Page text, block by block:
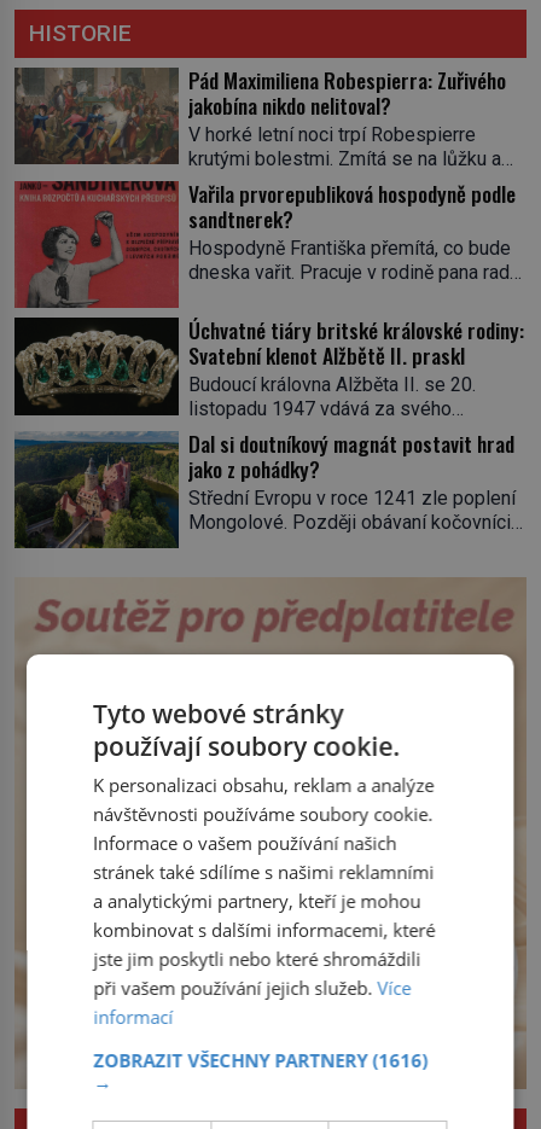
HISTORIE
Pád Maximiliena Robespierra: Zuřivého
jakobína nikdo nelitoval?
V horké letní noci trpí Robespierre
krutými bolestmi. Zmítá se na lůžku a
hlavou mu víří kolotoč myšlenek. Když
se probere z mdlob, vzpomene si na
jednu z pařížských jasnovidek, kterou
před lety navštívil. Prorokovala mu
tragický osud. Tehdy se jí vysmál.
prohlásil o něm jiný významný
francouzský revolucionář, Honoré de
Mirabeau […]
Vařila prvorepubliková hospodyně podle
sandtnerek?
Hospodyně Františka přemítá, co bude
dneska vařit. Pracuje v rodině pana rady
rychle v jedné ze „sandtnerek“.
„Zaplaťpánbůh, že už nemusíme chodit
s lístky,“ povzdechne si směrem ke
služce, kterou má v kuchyni k ruce.
Ještě v prvních letech nové republiky
fungoval kvůli nedostatku zboží
přídělový systém. […]
Úchvatné tiáry britské královské rodiny:
Svatební klenot Alžbětě II. praskl
Budoucí královna Alžběta II. se 20.
listopadu 1947 vdává za svého
vyvoleného Filipa Mountbattena. Aby
měla na obřad ve Westminsteru podle
tradice „něco vypůjčeného“, její matka jí
věnuje jedinečný šperk ze své
soukromé kolekce – diamantovou tiáru
tiára,“ zhodnotil klenot britský politik Sir
Henry Channon (1897–1958), když si […]
Dal si doutníkový magnát postavit hrad
jako z pohádky?
Střední Evropu v roce 1241 zle poplení
Mongolové. Později obávaní kočovníci
jednat. Na další případné řádění barbarů
z východu se chce pečlivě připravit!
Český král Václav I. (1205–1253) přijme
severní hranici. Na […]
Tyto webové stránky
používají soubory cookie.
K personalizaci obsahu, reklam a analýze
návštěvnosti používáme soubory cookie.
Informace o vašem používání našich
stránek také sdílíme s našimi reklamními
a analytickými partnery, kteří je mohou
kombinovat s dalšími informacemi, které
jste jim poskytli nebo které shromáždili
při vašem používání jejich služeb.Více
informací
ZOBRAZIT VŠECHNY PARTNERY(1616)
→